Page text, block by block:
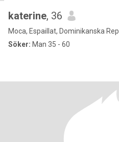
katerine, 36
Moca, Espaillat, Dominikanska Rep.
Söker: Man 35 - 60